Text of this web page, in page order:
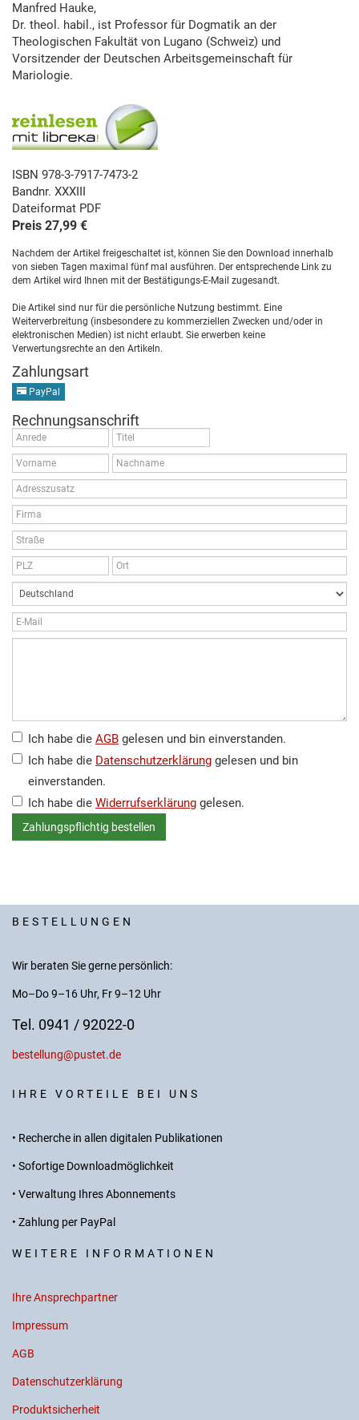
Manfred Hauke,
Dr. theol. habil., ist Professor für Dogmatik an der
Theologischen Fakultät von Lugano (Schweiz) und
Vorsitzender der Deutschen Arbeitsgemeinschaft für
Mariologie.
ISBN 978-3-7917-7473-2
Bandnr. XXXIII
Dateiformat PDF
Preis 27,99 €
Nachdem der Artikel freigeschaltet ist, können Sie den Download innerhalb
von sieben Tagen maximal fünf mal ausführen. Der entsprechende Link zu
dem Artikel wird Ihnen mit der Bestätigungs-E-Mail zugesandt.
Die Artikel sind nur für die persönliche Nutzung bestimmt. Eine
Weiterverbreitung (insbesondere zu kommerziellen Zwecken und/oder in
elektronischen Medien) ist nicht erlaubt. Sie erwerben keine
Verwertungsrechte an den Artikeln.
Zahlungsart
PayPal
Rechnungsanschrift
Ich habe die AGB gelesen und bin einverstanden.
Ich habe die Datenschutzerklärung gelesen und bin
einverstanden.
Ich habe die Widerrufserklärung gelesen.
BESTELLUNGEN
Wir beraten Sie gerne persönlich:
Mo–Do 9–16 Uhr, Fr 9–12 Uhr
Tel. 0941 / 92022-0
bestellung@pustet.de
IHRE VORTEILE BEI UNS
• Recherche in allen digitalen Publikationen
• Sofortige Downloadmöglichkeit
• Verwaltung Ihres Abonnements
• Zahlung per PayPal
WEITERE INFORMATIONEN
Ihre Ansprechpartner
Impressum
AGB
Datenschutzerklärung
Produktsicherheit